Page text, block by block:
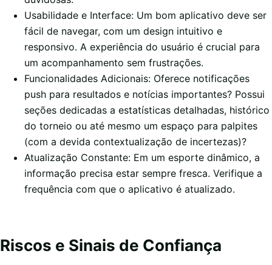
Usabilidade e Interface: Um bom aplicativo deve ser
fácil de navegar, com um design intuitivo e
responsivo. A experiência do usuário é crucial para
um acompanhamento sem frustrações.
Funcionalidades Adicionais: Oferece notificações
push para resultados e notícias importantes? Possui
seções dedicadas a estatísticas detalhadas, histórico
do torneio ou até mesmo um espaço para palpites
(com a devida contextualização de incertezas)?
Atualização Constante: Em um esporte dinâmico, a
informação precisa estar sempre fresca. Verifique a
frequência com que o aplicativo é atualizado.
Riscos e Sinais de Confiança